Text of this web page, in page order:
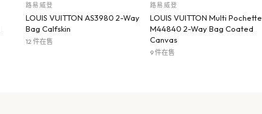
路易威登
LOUIS VUITTON AS3980 2-Way
Bag Calfskin
12 件在售
路易威登
LOUIS VUITTON Multi Pochette
M44840 2-Way Bag Coated
Canvas
9 件在售